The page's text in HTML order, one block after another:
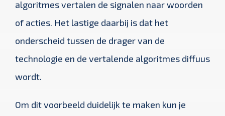
algoritmes vertalen de signalen naar woorden
of acties. Het lastige daarbij is dat het
onderscheid tussen de drager van de
technologie en de vertalende algoritmes diffuus
wordt.
Om dit voorbeeld duidelijk te maken kun je